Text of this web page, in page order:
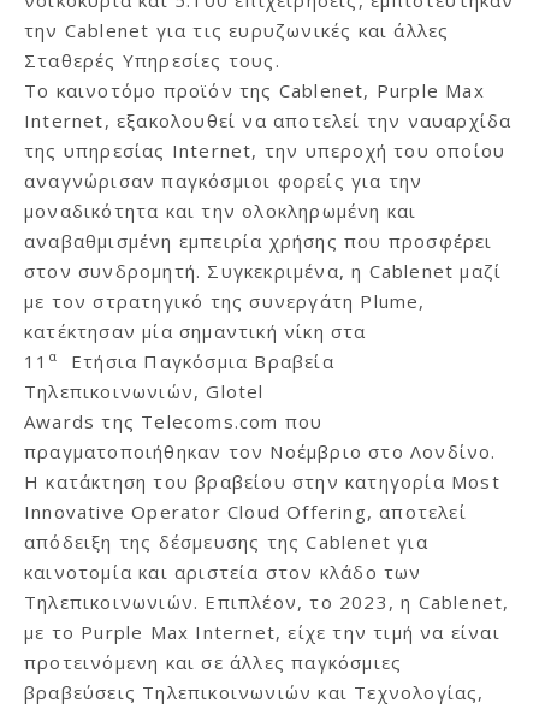
την Cablenet για τις ευρυζωνικές και άλλες
Σταθερές Υπηρεσίες τους.
Το καινοτόμο προϊόν της Cablenet, Purple Max
Internet, εξακολουθεί να αποτελεί την ναυαρχίδα
της υπηρεσίας Internet, την υπεροχή του οποίου
αναγνώρισαν παγκόσμιοι φορείς για την
μοναδικότητα και την ολοκληρωμένη και
αναβαθμισμένη εμπειρία χρήσης που προσφέρει
στον συνδρομητή. Συγκεκριμένα, η Cablenet μαζί
με τον στρατηγικό της συνεργάτη Plume,
κατέκτησαν μία σημαντική νίκη στα
11 α
Ετήσια Παγκόσμια Βραβεία
Τηλεπικοινωνιών, Glotel
Awards της Telecoms.com που
πραγματοποιήθηκαν τον Νοέμβριο στο Λονδίνο.
Η κατάκτηση του βραβείου στην κατηγορία Most
Innovative Operator Cloud Offering, αποτελεί
απόδειξη της δέσμευσης της Cablenet για
καινοτομία και αριστεία στον κλάδο των
Τηλεπικοινωνιών. Επιπλέον, το 2023, η Cablenet,
με το Purple Max Internet, είχε την τιμή να είναι
προτεινόμενη και σε άλλες παγκόσμιες
βραβεύσεις Τηλεπικοινωνιών και Τεχνολογίας,